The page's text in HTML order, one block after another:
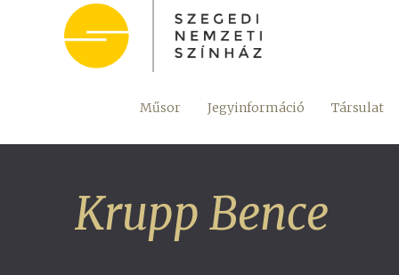
Műsor Jegyinformáció Társulat
Krupp Bence